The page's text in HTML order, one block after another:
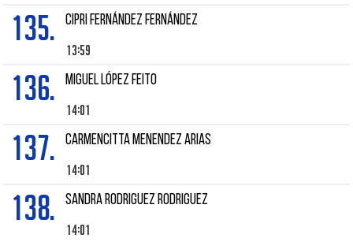
135. CIPRI FERNÁNDEZ FERNÁNDEZ
13:59
136. MIGUEL LÓPEZ FEITO
14:01
137. CARMENCITTA MENENDEZ ARIAS
14:01
138. SANDRA RODRIGUEZ RODRIGUEZ
14:01